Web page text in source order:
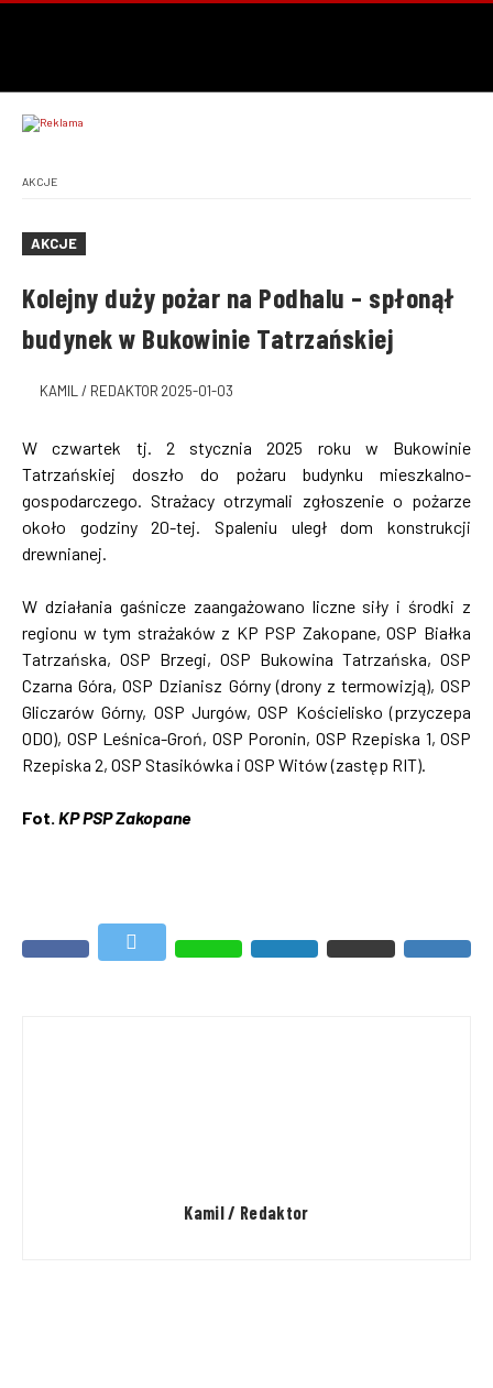
AKCJE
AKCJE
Kolejny duży pożar na Podhalu – spłonął
budynek w Bukowinie Tatrzańskiej
KAMIL / REDAKTOR 2025-01-03
W czwartek tj. 2 stycznia 2025 roku w Bukowinie
Tatrzańskiej doszło do pożaru budynku mieszkalno-
gospodarczego. Strażacy otrzymali zgłoszenie o pożarze
około godziny 20-tej. Spaleniu uległ dom konstrukcji
drewnianej.
W działania gaśnicze zaangażowano liczne siły i środki z
regionu w tym strażaków z KP PSP Zakopane, OSP Białka
Tatrzańska, OSP Brzegi, OSP Bukowina Tatrzańska, OSP
Czarna Góra, OSP Dzianisz Górny (drony z termowizją), OSP
Gliczarów Górny, OSP Jurgów, OSP Kościelisko (przyczepa
ODO), OSP Leśnica-Groń, OSP Poronin, OSP Rzepiska 1, OSP
Rzepiska 2, OSP Stasikówka i OSP Witów (zastęp RIT).
Fot. KP PSP Zakopane
Kamil / Redaktor